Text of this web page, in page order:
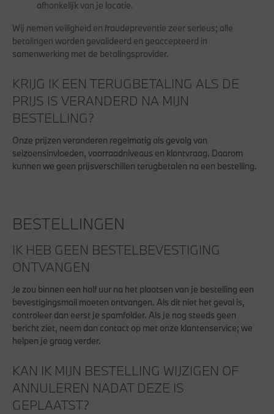
afhankelijk van je locatie.
Wij nemen veiligheid en fraudepreventie zeer serieus; alle
betalingen worden gevalideerd en geaccepteerd in
samenwerking met de betalingsprovider.
KRIJG IK EEN TERUGBETALING ALS DE
PRIJS IS VERANDERD NA MIJN
BESTELLING?
Onze prijzen veranderen regelmatig als gevolg van
seizoensinvloeden, voorraadniveaus en klantvraag. Daarom
kunnen we geen prijsverschillen terugbetalen na een bestelling.
BESTELLINGEN
IK HEB GEEN BESTELBEVESTIGING
ONTVANGEN
Je zou binnen een half uur na het plaatsen van je bestelling een
bevestigingsmail moeten ontvangen. Als dit niet het geval is,
controleer dan eerst je spamfolder. Als je nog steeds geen
bericht ziet, neem dan contact op met onze klantenservice; we
helpen je graag verder.
KAN IK MIJN BESTELLING WIJZIGEN OF
ANNULEREN NADAT DEZE IS
GEPLAATST?